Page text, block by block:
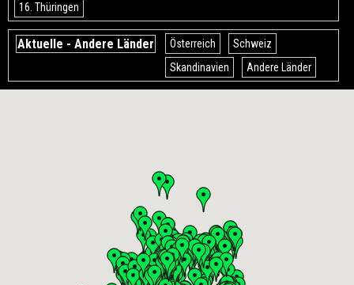
16. Thüringen
Aktuelle - Andere Länder Österreich
Schweiz
Skandinavien
Andere Länder